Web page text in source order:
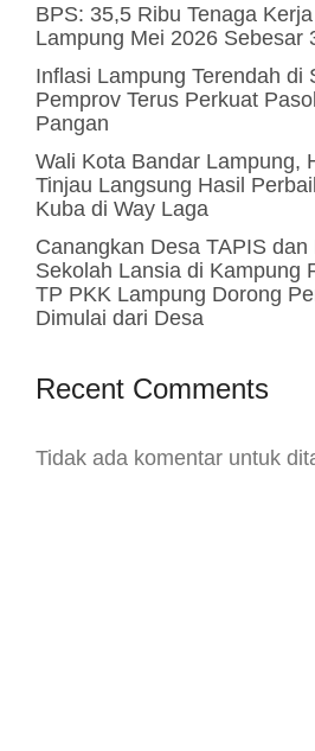
BPS: 35,5 Ribu Tenaga
Lampung Mei 2026 Sebesar
Inflasi Lampung Terendah di
Pemprov Terus Perkuat
Pangan
Wali Kota Bandar Lampung,
Tinjau Langsung Hasil
Kuba di Way Laga
Canangkan Desa TAPIS dan
Sekolah Lansia di Kampung
TP PKK Lampung Dorong
Dimulai dari Desa
Recent Comments
Tidak ada komentar untuk